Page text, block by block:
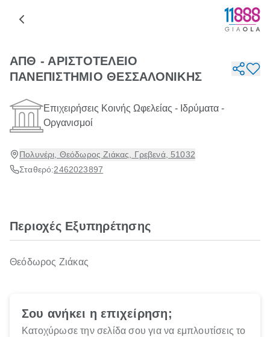
ΑΠΘ - ΑΡΙΣΤΟΤΕΛΕΙΟ
ΠΑΝΕΠΙΣΤΗΜΙΟ ΘΕΣΣΑΛΟΝΙΚΗΣ
Επιχειρήσεις Κοινής Ωφελείας - Ιδρύματα -
Οργανισμοί
Πολυνέρι, Θεόδωρος Ζιάκας, Γρεβενά, 51032
Σταθερό:2462023897
Περιοχές Εξυπηρέτησης
Θεόδωρος Ζιάκας
Σου ανήκει η επιχείρηση;
Κατοχύρωσε την σελίδα σου για να εμπλουτίσεις το